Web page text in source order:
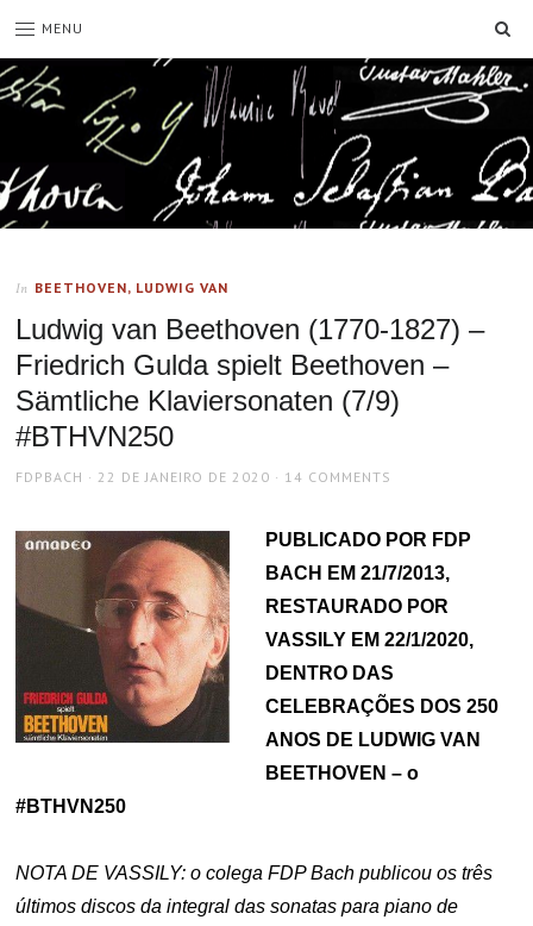
MENU
In BEETHOVEN, LUDWIG VAN
Ludwig van Beethoven (1770-1827) –
Friedrich Gulda spielt Beethoven –
Sämtliche Klaviersonaten (7/9)
#BTHVN250
AUTHOR
FDPBACH
POSTED
22 DE JANEIRO DE 2020 14 COMMENTS
PUBLICADO POR FDP
BACH EM 21/7/2013,
RESTAURADO POR
VASSILY EM 22/1/2020,
DENTRO DAS
CELEBRAÇÕES DOS 250
ANOS DE LUDWIG VAN
BEETHOVEN – o
#BTHVN250
NOTA DE VASSILY: o colega FDP Bach publicou os três
últimos discos da integral das sonatas para piano de